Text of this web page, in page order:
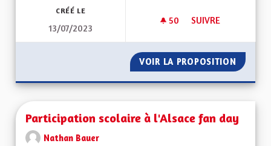
CRÉÉ LE
13/07/2023
50 50 ABONNÉS
SUIVRE
VOIR LA PROPOSITION
Participation scolaire à l'Alsace fan day
Nathan Bauer